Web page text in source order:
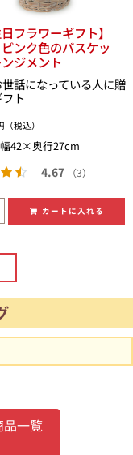
日フラワーギフト】
ンク色のバスケッ
ジメント
話になっている人に贈
ト
（税込）
42×奥行27cm
4.67 （3）
カートに入れる
一覧